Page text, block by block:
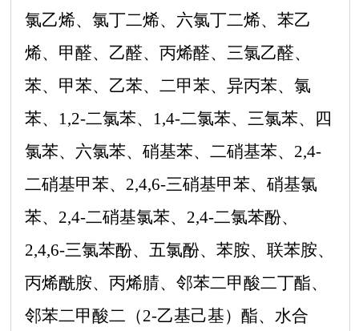
氯乙烯、氯丁二烯、六氯丁二烯、苯乙
烯、甲醛、乙醛、丙烯醛、三氯乙醛、
苯、甲苯、乙苯、二甲苯、异丙苯、氯
苯、1,2-二氯苯、1,4-二氯苯、三氯苯、四
氯苯、六氯苯、硝基苯、二硝基苯、2,4-
二硝基甲苯、2,4,6-三硝基甲苯、硝基氯
苯、2,4-二硝基氯苯、2,4-二氯苯酚、
2,4,6-三氯苯酚、五氯酚、苯胺、联苯胺、
丙烯酰胺、丙烯腈、邻苯二甲酸二丁酯、
邻苯二甲酸二（2-乙基己基）酯、水合